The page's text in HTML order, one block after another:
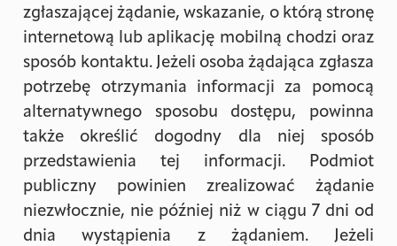
zgłaszającej żądanie, wskazanie, o którą stronę
internetową lub aplikację mobilną chodzi oraz
sposób kontaktu. Jeżeli osoba żądająca zgłasza
potrzebę otrzymania informacji za pomocą
alternatywnego sposobu dostępu, powinna
także określić dogodny dla niej sposób
przedstawienia tej informacji. Podmiot
publiczny powinien zrealizować żądanie
niezwłocznie, nie później niż w ciągu 7 dni od
dnia wystąpienia z żądaniem. Jeżeli